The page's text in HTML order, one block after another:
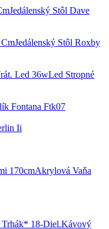
Jedálenský Stôl Dave
Jedálenský Stôl Roxby
Led Stropné
Fontana Ftk07
Ii
Akrylová Vaňa
Kávový